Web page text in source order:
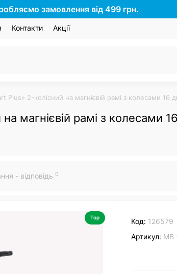
замовлення від 499 грн.
Контакти Акції
Plus» 2-колісний на магнієвій рамі з колесами
магнієвій рамі з колесами
- відповідь 0
Top Код: 126579
Артикул: MB